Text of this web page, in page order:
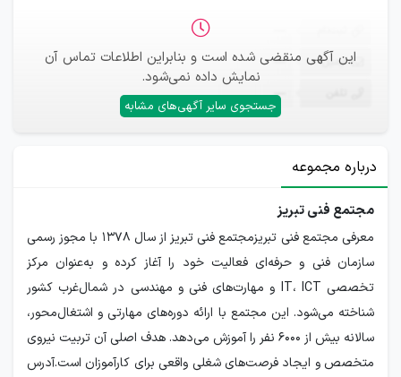
این آگهی منقضی شده است و بنابراین اطلاعات تماس آن
نمایش داده نمی‌شود.
جستجوی سایر آگهی‌های مشابه
ایمیل —
—
درباره مجموعه
مجتمع فنی تبریز
معرفی مجتمع فنی تبریزمجتمع فنی تبریز از سال ۱۳۷۸ با مجوز رسمی
سازمان فنی و حرفه‌ای فعالیت خود را آغاز کرده و به‌عنوان مرکز
تخصصی IT، ICT و مهارت‌های فنی و مهندسی در شمال‌غرب کشور
شناخته می‌شود. این مجتمع با ارائه دوره‌های مهارتی و اشتغال‌محور،
سالانه بیش از ۶۰۰۰ نفر را آموزش می‌دهد. هدف اصلی آن تربیت نیروی
متخصص و ایجاد فرصت‌های شغلی واقعی برای کارآموزان است.آدرس